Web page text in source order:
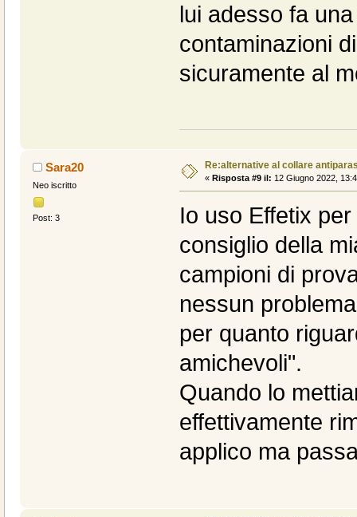
lui adesso fa
contaminazioni
sicuramente al
Sara20
Neo iscritto
Post: 3
Re:alternative al collare
« Risposta #9 il: 12 Giugno 2022,
Io uso Effetix
consiglio della
campioni di
nessun
per quanto
amichevoli".
Quando lo
effettivamente
applico ma